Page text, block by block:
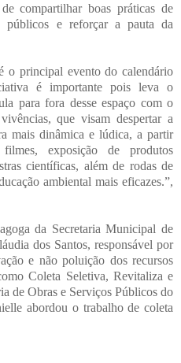
compartilhar boas práticas de
públicos e reforçar a pauta da
o principal evento do calendário
é importante pois leva o
para fora desse espaço com o
que visam despertar a
mais dinâmica e lúdica, a partir
exposição de produtos
científicas, além de rodas de
ambiental mais eficazes.”,
da Secretaria Municipal de
dos Santos, responsável por
e não poluição dos recursos
Coleta Seletiva, Revitaliza e
de Obras e Serviços Públicos do
abordou o trabalho de coleta